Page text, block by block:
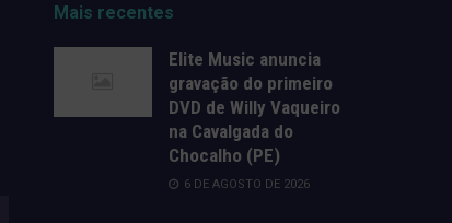
Mais recentes
Elite Music anuncia
gravação do primeiro
DVD de Willy Vaqueiro
na Cavalgada do
Chocalho (PE)
6 DE AGOSTO DE 2026